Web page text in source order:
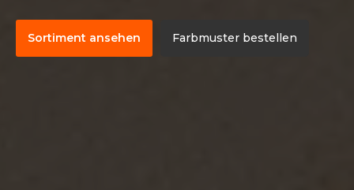
Sortiment ansehen Farbmuster bestellen